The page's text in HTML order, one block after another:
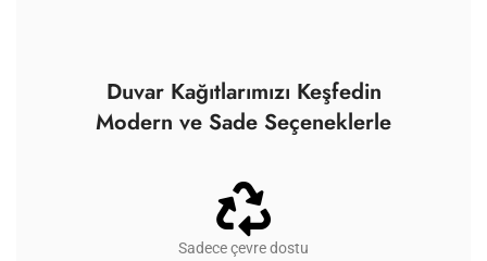
Duvar Kağıtlarımızı Keşfedin
Modern ve Sade Seçeneklerle
Sadece çevre dostu